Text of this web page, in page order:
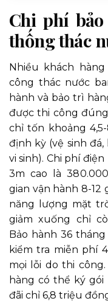
Chi phí
thống thác
Nhiều khách
công thác nước
hành và bảo trì
được thi công
chỉ tốn khoảng
định kỳ (vệ sinh
vi sinh). Chi phí
3m cao là
gian vận hành 8-12
năng lượng mặt
giảm xuống chỉ
Bảo hành 36
kiểm tra miễn phí
mọi lỗi do thi
hàng có thể ký
đãi chỉ 6,8 triệu